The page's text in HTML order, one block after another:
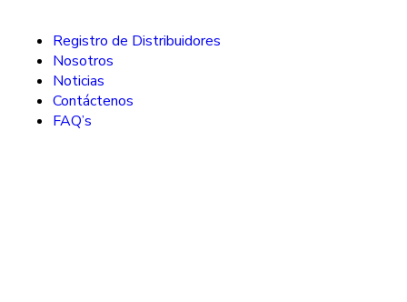
Registro de Distribuidores
Nosotros
Noticias
Contáctenos
FAQ’s